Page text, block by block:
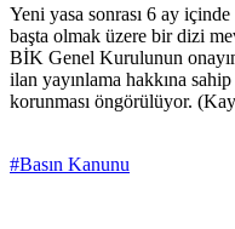
Yeni yasa sonrası 6 ay
başta olmak üzere bir dizi
BİK Genel Kurulunun
ilan yayınlama hakkına sahip
korunması öngörülüyor.
#Basın Kanunu